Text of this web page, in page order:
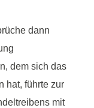
dann
dem sich das
hat, führte zur
mit